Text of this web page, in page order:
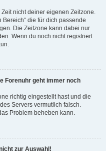
nicht deiner eigenen Zeitzone.
Bereich“ die für dich passende
Die Zeitzone kann dabei nur
Wenn du noch nicht registriert
Forenuhr geht immer noch
richtig eingestellt hast und die
Servers vermutlich falsch.
Problem beheben kann.
zur Auswahl!